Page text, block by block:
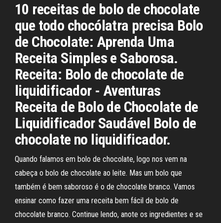
10 receitas de bolo de chocolate
que todo chocólatra precisa Bolo
de Chocolate: Aprenda Uma
Receita Simples e Saborosa.
Receita: Bolo de chocolate de
liquidificador - Aventuras
Receita de Bolo de Chocolate de
Liquidificador Saudável Bolo de
chocolate no liquidificador.
Quando falamos em bolo de chocolate, logo nos vem na
cabeça o bolo de chocolate ao leite. Mas um bolo que
também é bem saboroso é o de chocolate branco. Vamos
ensinar como fazer uma receita bem fácil de bolo de
chocolate branco. Continue lendo, anote os ingredientes e se